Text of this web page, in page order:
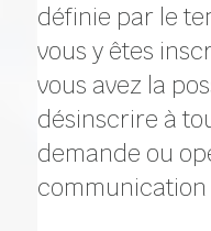
définie par le
vous y êtes
vous avez la
désinscrire à
demande ou
communication